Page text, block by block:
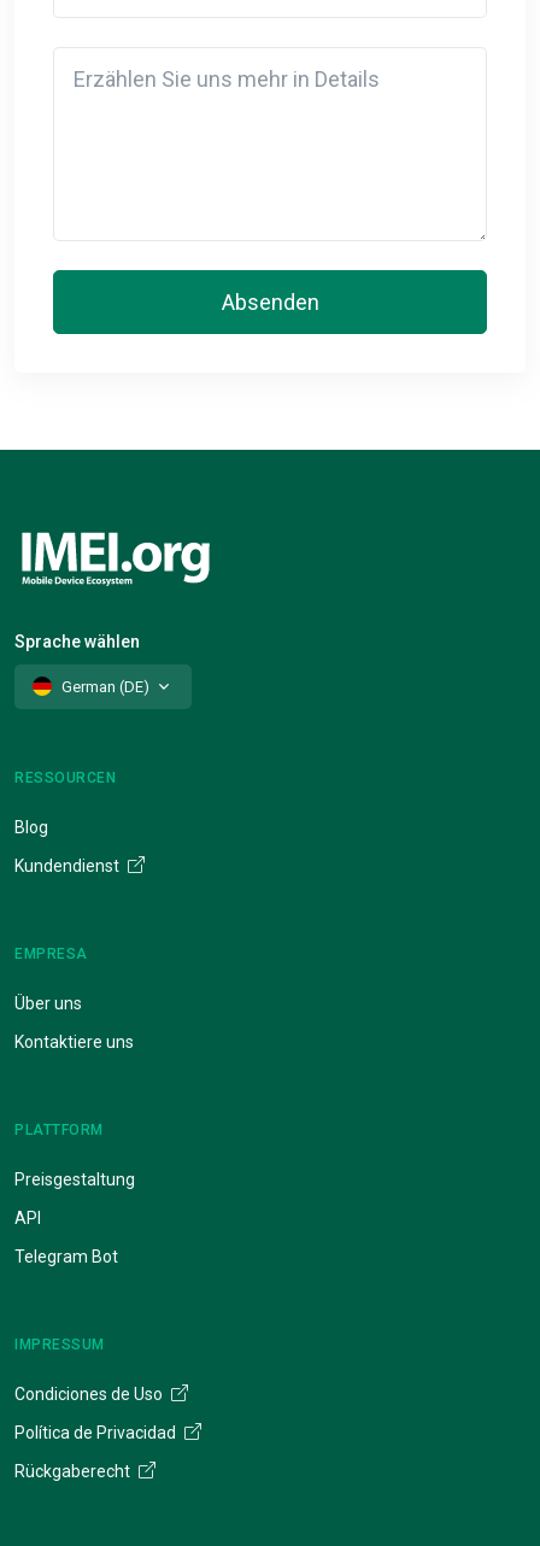
Absenden
Sprache wählen
German (DE)
RESSOURCEN
Blog
Kundendienst
EMPRESA
Über uns
Kontaktiere uns
PLATTFORM
Preisgestaltung
API
Telegram Bot
IMPRESSUM
Condiciones de Uso
Política de Privacidad
Rückgaberecht